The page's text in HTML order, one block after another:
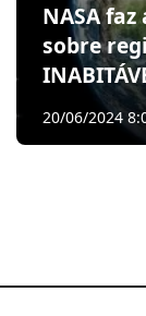
NASA faz
sobre
20/06/2024